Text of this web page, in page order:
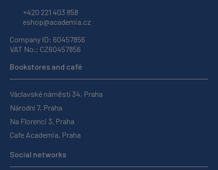
+420 221 403 858
eshop@academia.cz
Company ID: 60457856
VAT No.: CZ60457856
Bookstores and café
Václavské náměstí 34, Praha
Národní 7, Praha
Na Florenci 3, Praha
Cafe Academia, Praha
Social networks